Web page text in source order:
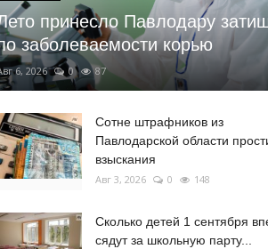
принесло Павлодару
заболеваемости корью
6, 2026 0 87
Сотне штрафников из
Павлодарской области
взыскания
Авг 3, 2026 0 148
Сколько детей 1 сентября
сядут за школьную парту...